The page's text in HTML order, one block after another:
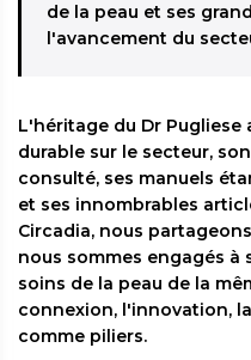
de la peau et ses
l'avancement du
L'héritage du Dr Pugliese
durable sur le secteur,
consulté, ses manuels
et ses innombrables
Circadia, nous
nous sommes engagés à
soins de la peau de la
connexion, l'innovation,
comme piliers.